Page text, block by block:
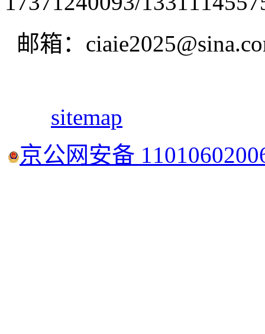
邮箱：
sitemap
京公网安备